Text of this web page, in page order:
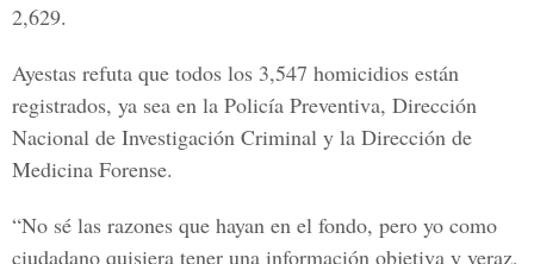
2,629.
Ayestas refuta que todos los 3,547 homicidios están
registrados, ya sea en la Policía Preventiva, Dirección
Nacional de Investigación Criminal y la Dirección de
Medicina Forense.
“No sé las razones que hayan en el fondo, pero yo como
ciudadano quisiera tener una información objetiva y veraz,